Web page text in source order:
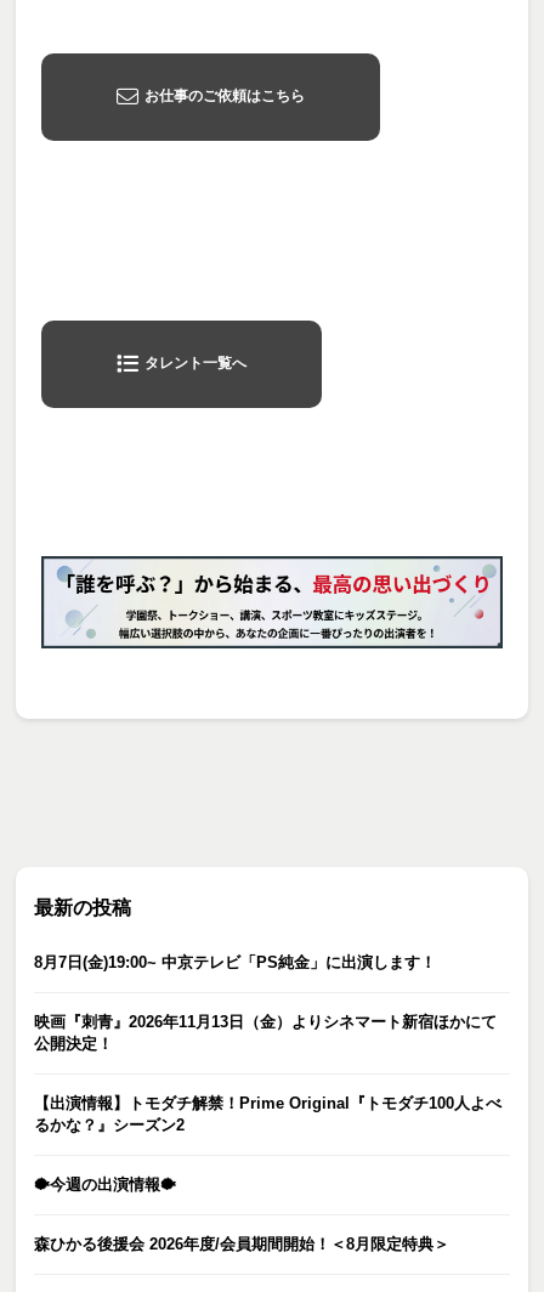
お仕事のご依頼はこちら
タレント一覧へ
最新の投稿
8月7日(金)19:00~ 中京テレビ「PS純金」に出演します！
映画『刺青』2026年11月13日（金）よりシネマート新宿ほかにて
公開決定！
【出演情報】トモダチ解禁！Prime Original『トモダチ100人よべ
るかな？』シーズン2
🐡今週の出演情報🐡
森ひかる後援会 2026年度/会員期間開始！＜8月限定特典＞